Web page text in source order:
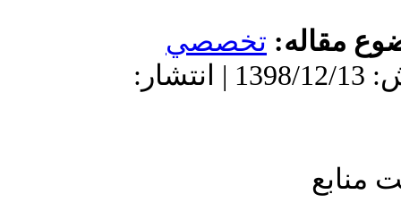
12/13 | پذیرش: 1398/12/13 | انتشار: